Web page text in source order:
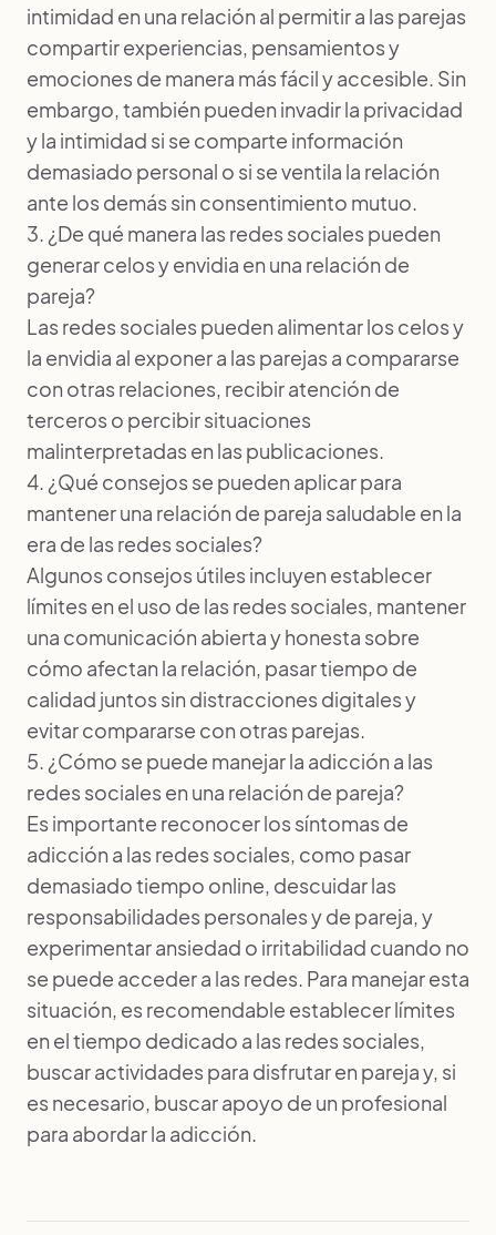
intimidad en una relación al permitir a las parejas
compartir experiencias, pensamientos y
emociones de manera más fácil y accesible. Sin
embargo, también pueden invadir la privacidad
y la intimidad si se comparte información
demasiado personal o si se ventila la relación
ante los demás sin consentimiento mutuo.
3. ¿De qué manera las redes sociales pueden
generar celos y envidia en una relación de
pareja?
Las redes sociales pueden alimentar los celos y
la envidia al exponer a las parejas a compararse
con otras relaciones, recibir atención de
terceros o percibir situaciones
malinterpretadas en las publicaciones.
4. ¿Qué consejos se pueden aplicar para
mantener una relación de pareja saludable en la
era de las redes sociales?
Algunos consejos útiles incluyen establecer
límites en el uso de las redes sociales, mantener
una comunicación abierta y honesta sobre
cómo afectan la relación, pasar tiempo de
calidad juntos sin distracciones digitales y
evitar compararse con otras parejas.
5. ¿Cómo se puede manejar la adicción a las
redes sociales en una relación de pareja?
Es importante reconocer los síntomas de
adicción a las redes sociales, como pasar
demasiado tiempo online, descuidar las
responsabilidades personales y de pareja, y
experimentar ansiedad o irritabilidad cuando no
se puede acceder a las redes. Para manejar esta
situación, es recomendable establecer límites
en el tiempo dedicado a las redes sociales,
buscar actividades para disfrutar en pareja y, si
es necesario, buscar apoyo de un profesional
para abordar la adicción.